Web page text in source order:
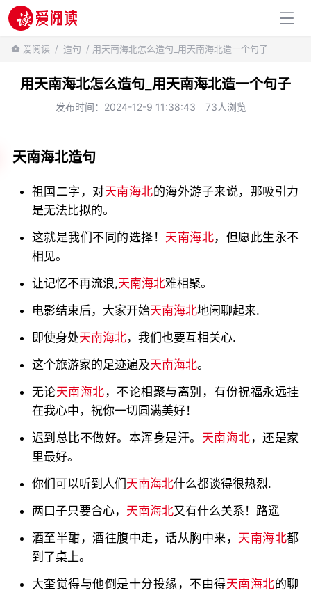
百科知识
爱阅读 / 造句 / 用天南海北怎么造句_用天南海北造一个句子
用天南海北怎么造句_用天南海北造一个句子
发布时间：2024-12-9 11:38:43 73人浏览
天南海北造句
祖国二字，对天南海北的海外游子来说，那吸引力
是无法比拟的。
这就是我们不同的选择！ 天南海北，但愿此生永不
相见。
让记忆不再流浪,天南海北难相聚。
电影结束后，大家开始天南海北地闲聊起来.
即使身处天南海北，我们也要互相关心.
这个旅游家的足迹遍及天南海北。
无论天南海北 ，不论相聚与离别，有份祝福永远挂
在我心中，祝你一切圆满美好！
迟到总比不做好。本浑身是汗。 天南海北 ，还是家
里最好。
你们可以听到人们 天南海北什么都谈得很热烈.
两口子只要合心， 天南海北又有什么关系！路遥
酒至半酣，酒往腹中走，话从胸中来， 天南海北都
到了桌上。
大奎觉得与他倒是十分投缘，不由得天南海北的聊